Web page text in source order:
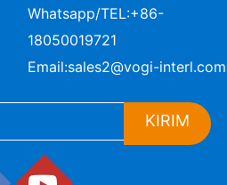
Whatsapp/TEL:+86-
18050019721
Email:sales2@vogi-interl.com
KIRIM